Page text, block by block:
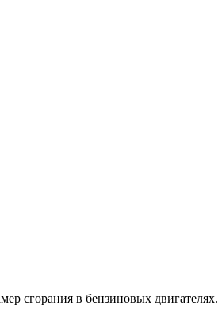
сгорания в бензиновых двигателях.